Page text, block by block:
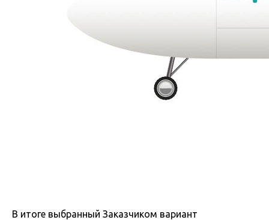
В итоге выбранный Заказчиком вариант